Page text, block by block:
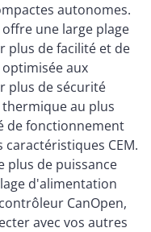
autonomes.
offre une large plage
plus de facilité et de
aux
plus de sécurité
au plus
de fonctionnement
CEM.
plus de puissance
d'alimentation
CanOpen,
avec vos autres